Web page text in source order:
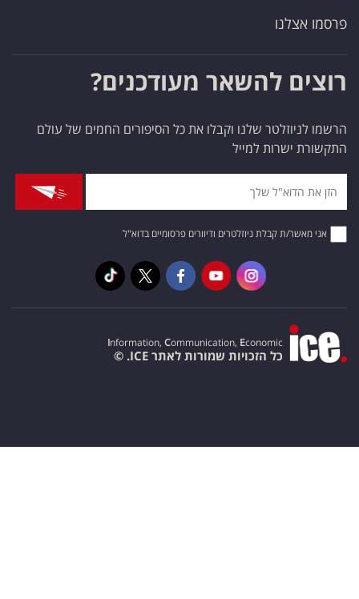
פרסמו אצלנו
רוצים להשאר מעודכנים?
הרשמו לניוזלטר שלנו וקבלו את כל הסיפורים החמים של עולם
התקשורת ישרות למייל
אני מאשר/ת קבלת ניוזלטרים ודיוורים פרסומיים בדוא"ל
Information, Communication, Economic
כל הזכויות שמורות לאתר ICE. ©